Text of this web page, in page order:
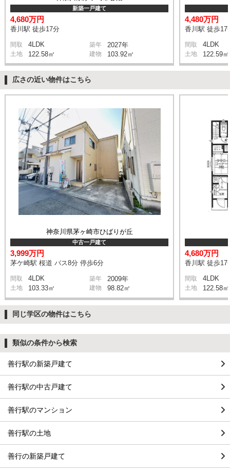
新築一戸建て
4,680万円
香川駅 徒歩17分
間取 4LDK 築年 2027年
土地 122.58㎡ 建物 103.92㎡
4,480万円
香川駅 徒歩17
間取 4LDK
土地 122.59㎡
広さの近い物件はこちら
神奈川県茅ヶ崎市ひばりが丘
中古一戸建て
3,999万円
茅ケ崎駅 桜道 バス8分 停歩6分
間取 4LDK 築年 2009年
土地 103.33㎡ 建物 98.82㎡
4,680万円
香川駅 徒歩17
間取 4LDK
土地 122.58㎡
同じ学区の物件はこちら
類似の条件から検索
善行駅の新築戸建て
善行駅の中古戸建て
善行駅のマンション
善行駅の土地
善行の新築戸建て